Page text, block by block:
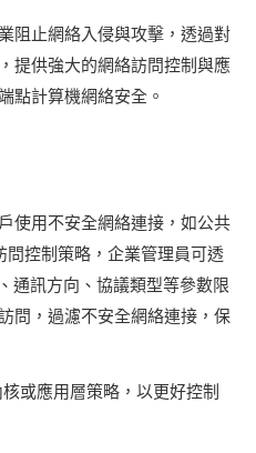
阻止網絡入侵與攻擊，透過對
提供強大的網絡訪問控制與應
點計算機網絡安全。
使用不安全網絡連接，如公共
控制策略，企業管理員可透
通訊方向、協議類型等參數限
問，過濾不安全網絡連接，保
或應用層策略，以更好控制